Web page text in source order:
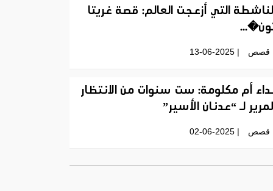
التي أزعجت العالم: قصة غريتا
قصص | 13-06-2025
أم مكلومة: ست سنوات من الانتظار
لـ “عدنان الأسير”
قصص | 02-06-2025